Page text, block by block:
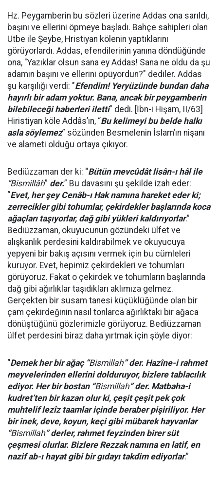
Hz. Peygamberin bu sözleri üzerine Addas ona sarıldı,
başını ve ellerini öpmeye başladı. Bahçe sahipleri olan
Utbe ile Şeybe, Hristiyan kölenin yaptıklarını
görüyorlardı. Addas, efendilerinin yanına döndüğünde
ona, "Yazıklar olsun sana ey Addas! Sana ne oldu da şu
adamın başını ve ellerini öpüyordun?" dediler. Addas
şu karşılığı verdi: "Efendim! Yeryüzünde bundan daha
hayırlı bir adam yoktur. Bana, ancak bir peygamberin
bilebileceği haberleri iletti" dedi. [İbn-i Hişam, II/63]
Hiristiyan köle Addâs’ın, “Bu kelimeyi bu belde halkı
asla söylemez” sözünden Besmelenin İslam’ın nişanı
ve alameti olduğu ortaya çıkıyor.
Bediüzzaman der ki: “Bütün mevcûdât lisân-ı hâl ile
“Bismillâh” der.” Bu davasını şu şekilde izah eder:
“Evet, her şey Cenâb-ı Hak namına hareket eder ki;
zerrecikler gibi tohumlar, çekirdekler başlarında koca
ağaçları taşıyorlar, dağ gibi yükleri kaldırıyorlar.”
Bediüzzaman, okuyucunun gözündeki ülfet ve
alışkanlık perdesini kaldırabilmek ve okuyucuya
yepyeni bir bakış açısını vermek için bu cümleleri
kuruyor. Evet, hepimiz çekirdekleri ve tohumları
görüyoruz. Fakat o çekirdek ve tohumların başlarında
dağ gibi ağırlıklar taşıdıkları aklımıza gelmez.
Gerçekten bir susam tanesi küçüklüğünde olan bir
çam çekirdeğinin nasıl tonlarca ağırlıktaki bir ağaca
dönüştüğünü gözlerimizle görüyoruz. Bediüzzaman
ülfet perdesini biraz daha yırtmak için şöyle diyor:
“Demek her bir ağaç “Bismillah” der. Hazîne-i rahmet
meyvelerinden ellerini dolduruyor, bizlere tablacılık
ediyor. Her bir bostan “Bismillah” der. Matbaha-i
kudret’ten bir kazan olur ki, çeşit çeşit pek çok
muhtelif lezîz taamlar içinde beraber pişiriliyor. Her
bir inek, deve, koyun, keçi gibi mübarek hayvanlar
“Bismillah” derler, rahmet feyzinden birer süt
çeşmesi olurlar. Bizlere Rezzak namına en latif, en
nazif ab-ı hayat gibi bir gıdayı takdim ediyorlar.”